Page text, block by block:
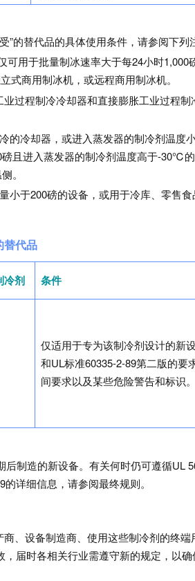
”的替代品的具体使用条件，请参阅下列
可用于批量制冰速率大于每24小时
式商用制冰机，或远程商用制冰机。
过程制冷冷却器和直接膨胀工业过程
的冷却器，或进入蒸发器的制冷剂温
且进入蒸发器的制冷剂温度高于-30℃
。
小于200磅的设备，或用于冷库、零售
替代品
冷剂 条件
仅适用于专为该制冷剂设计的新
和UL标准60335-2-89第二版的
间要求以及某些危险警告和标识。
后制造的新设备。有关何时仍可遵循UL
详细信息，请参阅最终规则。
、设备制造商、使用这些制冷剂的终
届时各相关行业需遵守新的规定，以